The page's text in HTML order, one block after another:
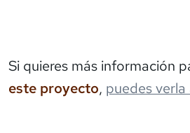
Si quieres más información
este proyecto, puedes